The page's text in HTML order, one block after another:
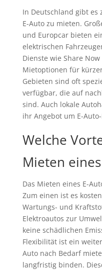
In Deutschland gibt es
E-Auto zu mieten.
und Europcar bieten
elektrischen
Dienste wie Share
Mietoptionen für
Gebieten sind oft
verfügbar, die auf
sind. Auch lokale
ihr Angebot um E-
Welche
Mieten
Das Mieten eines E-
Zum einen ist es
Wartungs- und
Elektroautos zur
keine schädlichen
Flexibilität ist ein
Auto nach Bedarf
langfristig binden.